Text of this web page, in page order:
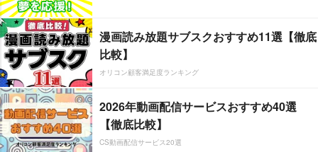
漫画読み放題サブスクおすすめ11選【徹底
比較】
オリコン顧客満足度ランキング
2026年動画配信サービスおすすめ40選
【徹底比較】
CS動画配信サービス20選